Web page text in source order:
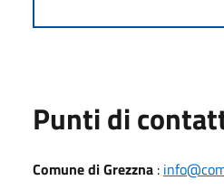
Punti di
Comune di Grezzna :